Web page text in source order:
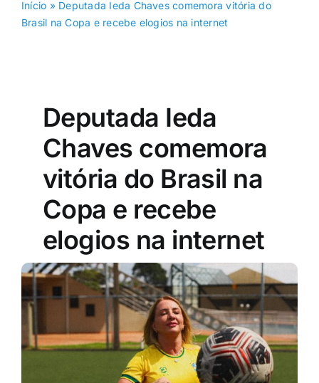
Início » Deputada Ieda Chaves comemora vitória do
Brasil na Copa e recebe elogios na internet
Deputada Ieda
Chaves comemora
vitória do Brasil na
Copa e recebe
elogios na internet